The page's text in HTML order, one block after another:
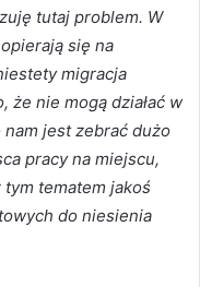
tutaj problem. W
się na
migracja
że nie mogą działać w
jest zebrać dużo
pracy na miejscu,
tematem jakoś
do niesienia